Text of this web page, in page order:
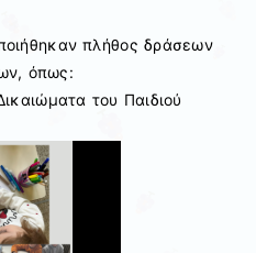
πλήθος δράσεων
όπως:
του Παιδιού